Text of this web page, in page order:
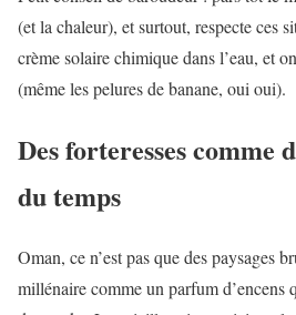
(et la chaleur), et surtout, respecte ces
crème solaire chimique dans l’eau, et
(même les pelures de banane, oui oui).
Des forteresses comme
du temps
Oman, ce n’est pas que des paysages
millénaire comme un parfum d’encens